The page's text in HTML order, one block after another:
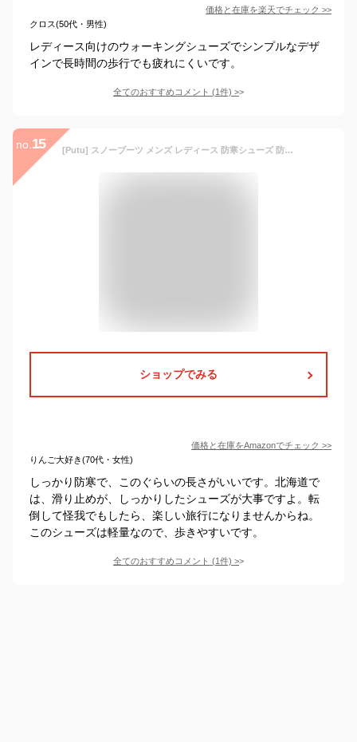
価格と在庫を楽天でチェック >>
クロス(50代・男性)
レディース向けのウォーキングシューズでシンプルなデザ
インで長時間の歩行でも疲れにくいです。
全てのおすすめコメント (1件) >
no. 15 [Putu] スノーブーツ メンズ レディース 防寒シューズ 防水 超軽量 滑り止め スノーシューズ 24.0
ショップでみる
価格と在庫をAmazonでチェック >>
りんご大好き(70代・女性)
しっかり防寒で、このぐらいの長さがいいです。北海道で
は、滑り止めが、しっかりしたシューズが大事ですよ。転
倒して怪我でもしたら、楽しい旅行になりませんからね。
このシューズは軽量なので、歩きやすいです。
全てのおすすめコメント (1件) >